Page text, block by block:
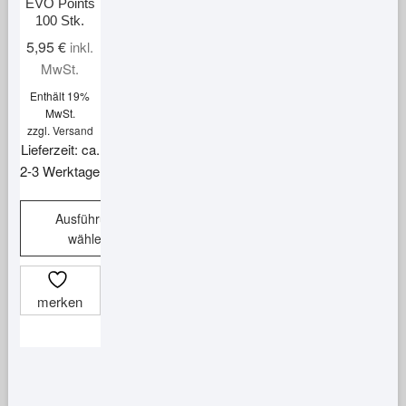
100 Stk.
5,95€ inkl.
MwSt.
Enthält 19%
MwSt.
zzgl. Versand
Lieferzeit: ca.
2-3 Werktage
Ausführung
wählen
Dieses
Produkt
weist
merken